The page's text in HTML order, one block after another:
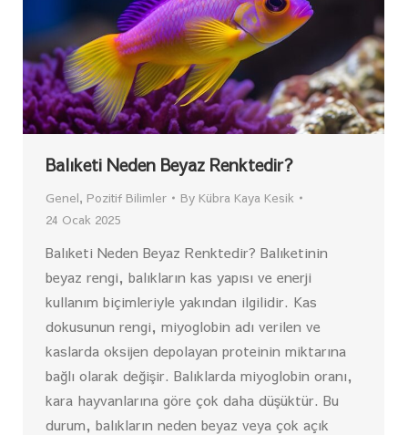
Balıketi Neden Beyaz Renktedir?
Genel, Pozitif Bilimler By Kübra Kaya Kesik
24 Ocak 2025
Balıketi Neden Beyaz Renktedir? Balıketinin
beyaz rengi, balıkların kas yapısı ve enerji
kullanım biçimleriyle yakından ilgilidir. Kas
dokusunun rengi, miyoglobin adı verilen ve
kaslarda oksijen depolayan proteinin miktarına
bağlı olarak değişir. Balıklarda miyoglobin oranı,
kara hayvanlarına göre çok daha düşüktür. Bu
durum, balıkların neden beyaz veya çok açık